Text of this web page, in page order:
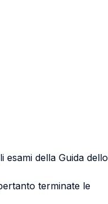
della Guida dello
terminate le